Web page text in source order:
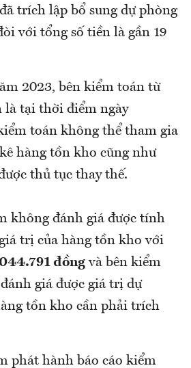
trích lập bổ sung dự phòng
với tổng số tiền là gần 19
2023, bên kiểm toán từ
là tại thời điểm ngày
toán không thể tham gia
hàng tồn kho cũng như
thủ tục thay thế.
không đánh giá được tính
trị của hàng tồn kho với
đồngvà bên kiểm
giá được giá trị dự
tồn kho cần phải trích
phát hành báo cáo kiểm